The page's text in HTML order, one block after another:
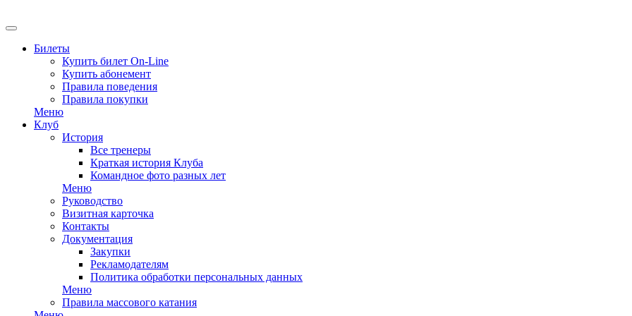
Билеты
Купить билет On-Line
Купить абонемент
Правила поведения
Правила покупки
Меню
Клуб
История
Все тренеры
Краткая история Клуба
Командное фото разных лет
Меню
Руководство
Визитная карточка
Контакты
Документация
Закупки
Рекламодателям
Политика обработки персональных данных
Меню
Правила массового катания